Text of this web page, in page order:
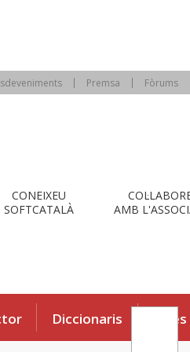
Premsa Fòrums
CONEIXEU
SOFTCATALÀ
AMB
Diccionaris Eines